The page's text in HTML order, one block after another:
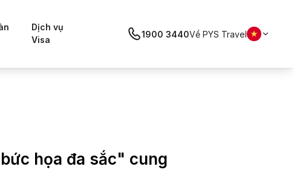
Dịch vụ
Visa
1900 3440Về PYS Travel
họa đa sắc" cung